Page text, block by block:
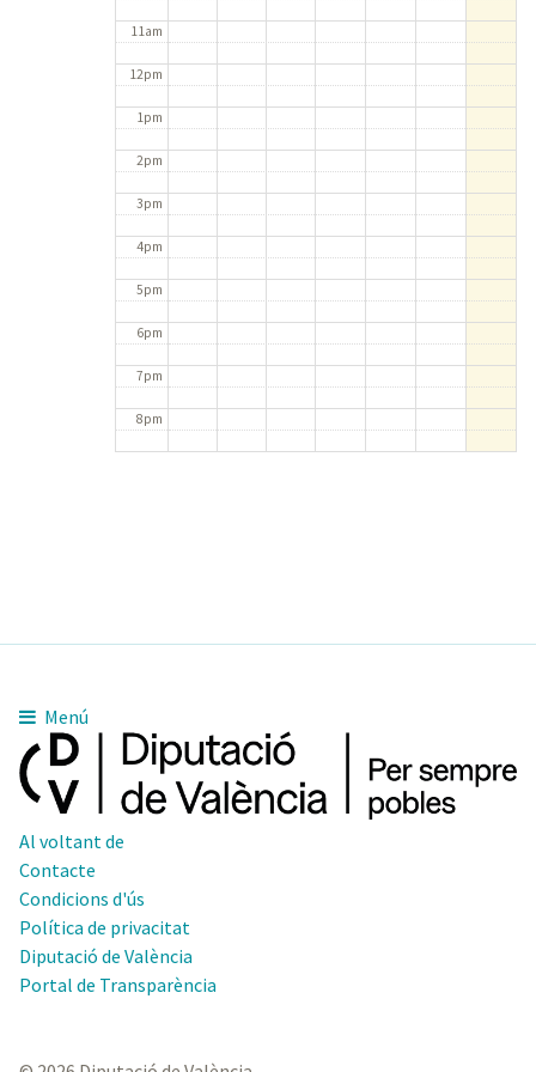
11am
12pm
1pm
2pm
3pm
4pm
5pm
6pm
7pm
8pm
Menú
Al voltant de
Contacte
Condicions d'ús
Política de privacitat
Diputació de València
Portal de Transparència